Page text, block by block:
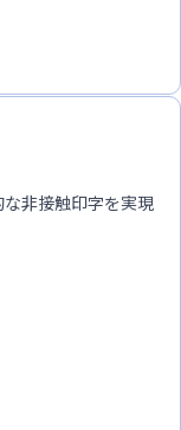
非接触印字を実現